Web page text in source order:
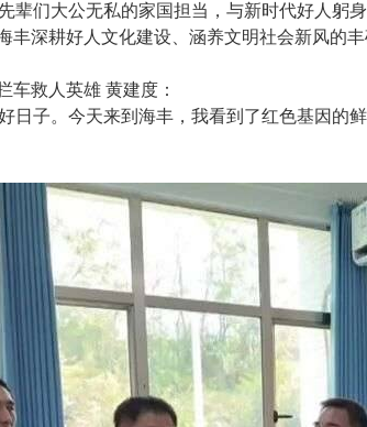
辈们大公无私的家国担当，与新时代好人躬
丰深耕好人文化建设、涵养文明社会新风的丰
车救人英雄 黄建度：
日子。今天来到海丰，我看到了红色基因的